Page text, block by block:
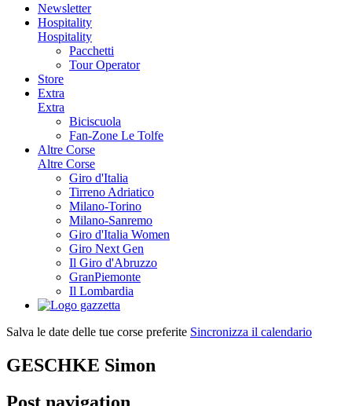
Newsletter
Hospitality
Hospitality
Pacchetti
Tour Operator
Store
Extra
Extra
Biciscuola
Fan-Zone Le Tolfe
Altre Corse
Altre Corse
Giro d'Italia
Tirreno Adriatico
Milano-Torino
Milano-Sanremo
Giro d'Italia Women
Giro Next Gen
Il Giro d'Abruzzo
GranPiemonte
Il Lombardia
Salva le date delle tue corse preferite Sincronizza il calendario
GESCHKE Simon
Post navigation